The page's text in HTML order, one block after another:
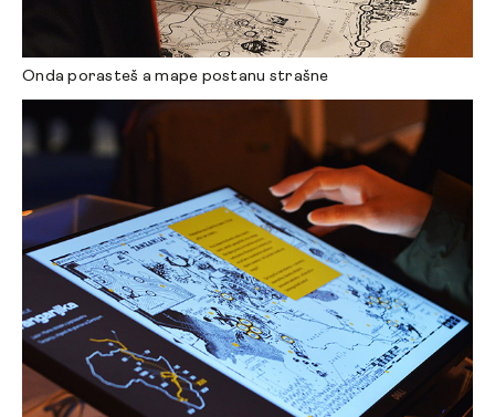
Onda porasteš a mape postanu strašne